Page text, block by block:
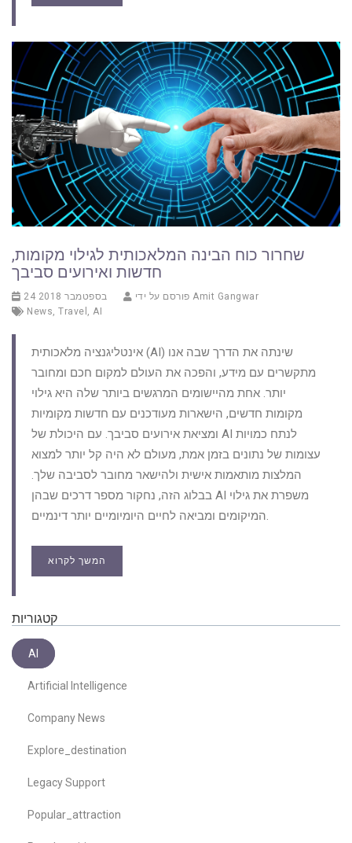
שחרור כוח הבינה המלאכותית לגילוי מקומות,
חדשות ואירועים סביבך
24 בספטמבר 2018
Amit Gangwar
News, Travel , AI
אינטליגנציה מלאכותית (AI) שינתה את הדרך שבה אנו
מתקשרים עם מידע, והפכה את העולם למקום חכם ומחובר
יותר. אחת מהיישומים המרגשים ביותר שלה היא גילוי
מקומות חדשים, הישארות מעודכנים עם חדשות מקומיות
ומציאת אירועים סביבך. עם היכולת של AI לנתח כמויות
עצומות של נתונים בזמן אמת, מעולם לא היה קל יותר למצוא
המלצות מותאמות אישית ולהישאר מחובר לסביבה שלך.
בבלוג הזה, נחקור מספר דרכים שבהן AI משפרת את גילוי
המיקומים ומביאה לחיים היומיומיים יותר דינמיים.
המשך לקרוא
קטגוריות
AI
Artificial Intelligence
Company News
Explore_destination
Legacy Support
Popular_attraction